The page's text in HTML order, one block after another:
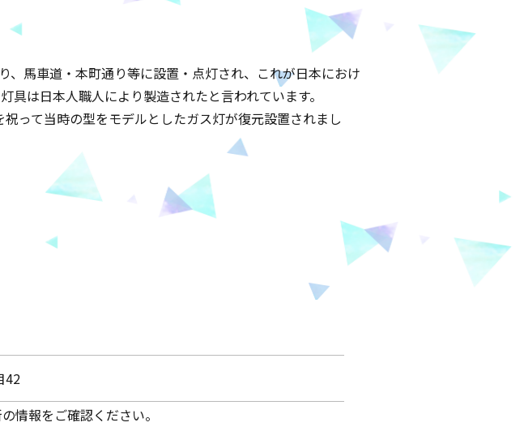
馬車道・本町通り等に設置・点灯され、これが日本におけ
は日本人職人により製造されたと言われています。
って当時の型をモデルとしたガス灯が復元設置されまし
42
情報をご確認ください。